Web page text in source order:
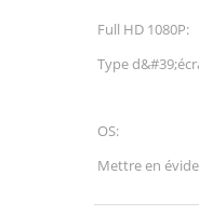
Full HD 1080P:
Type
OS:
Mettre en